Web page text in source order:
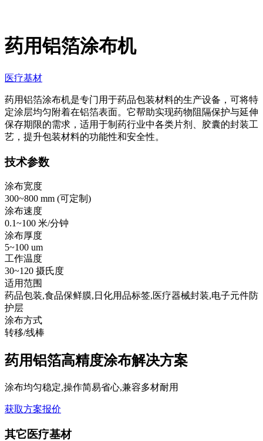
药用铝箔涂布机
医疗基材
药用铝箔涂布机是专门用于药品包装材料的生产设备，可将特
定涂层均匀附着在铝箔表面。它帮助实现药物阻隔保护与延伸
保存期限的需求，适用于制药行业中各类片剂、胶囊的封装工
艺，提升包装材料的功能性和安全性。
技术参数
涂布宽度
300~800 mm (可定制 )
涂布速度
0.1~100 米/分钟
涂布厚度
5~100 um
工作温度
30~120 摄氏度
适用范围
药品包装,食品保鲜膜,日化用品标签,医疗器械封装,电子元件防
护层
涂布方式
转移/线棒
药用铝箔高精度涂布解决方案
涂布均匀稳定,操作简易省心,兼容多材耐用
获取方案报价
其它医疗基材